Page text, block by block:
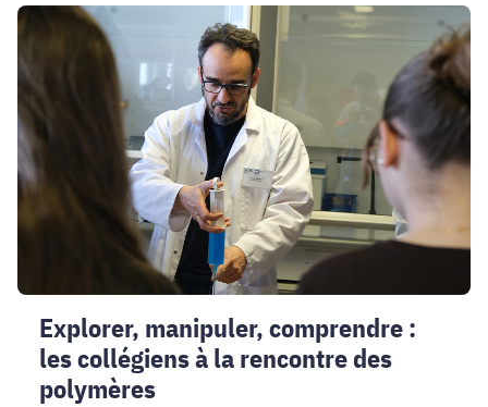
Explorer,
manipuler,
comprendre
les
collégiens
à
la
rencontre
Explorer, manipuler, comprendre :
les collégiens à la rencontre des
polymères